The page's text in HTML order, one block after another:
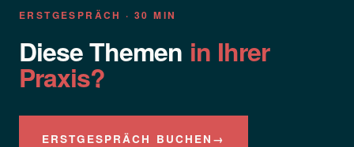
ERSTGESPRÄCH · 30 MIN
Diese Themen in Ihrer
Praxis?
ERSTGESPRÄCH BUCHEN →